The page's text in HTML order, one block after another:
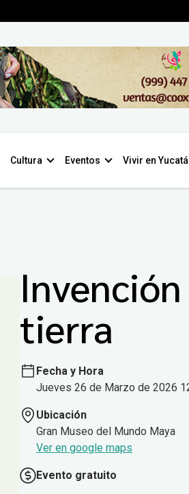
Cultura Eventos Vivir en
tierra
Fecha y Hora
Jueves 26 de Marzo de 2026
Ubicación
Gran Museo del Mundo Maya
Ver en google maps
Evento gratuito